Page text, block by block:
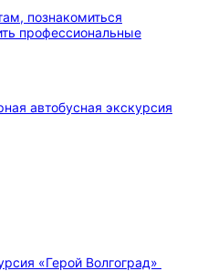
познакомиться
профессиональные
«Герой Волгоград»